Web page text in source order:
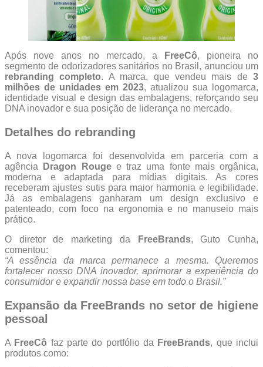
Após nove anos no mercado, a FreeCô, pioneira no
segmento de odorizadores sanitários no Brasil, anunciou um
rebranding completo. A marca, que vendeu mais de 3
milhões de unidades em 2023, atualizou sua logomarca,
identidade visual e design das embalagens, reforçando seu
DNA inovador e sua posição de liderança no mercado.
Detalhes do rebranding
A nova logomarca foi desenvolvida em parceria com a
agência
Dragon Rougee traz uma fonte mais orgânica,
moderna e adaptada para mídias digitais. As cores
receberam ajustes sutis para maior harmonia e legibilidade.
Já as embalagens ganharam um design exclusivo e
patenteado, com foco na ergonomia e no manuseio mais
prático.
O diretor de marketing da
FreeBrands, Guto Cunha,
comentou:
“A essência da marca permanece a mesma. Queremos
fortalecer nosso DNA inovador, aprimorar a experiência do
consumidor e expandir nossa base em todo o Brasil.”
Expansão da FreeBrands no setor de higiene
pessoal
A FreeCô faz parte do portfólio da FreeBrands, que inclui
produtos como: